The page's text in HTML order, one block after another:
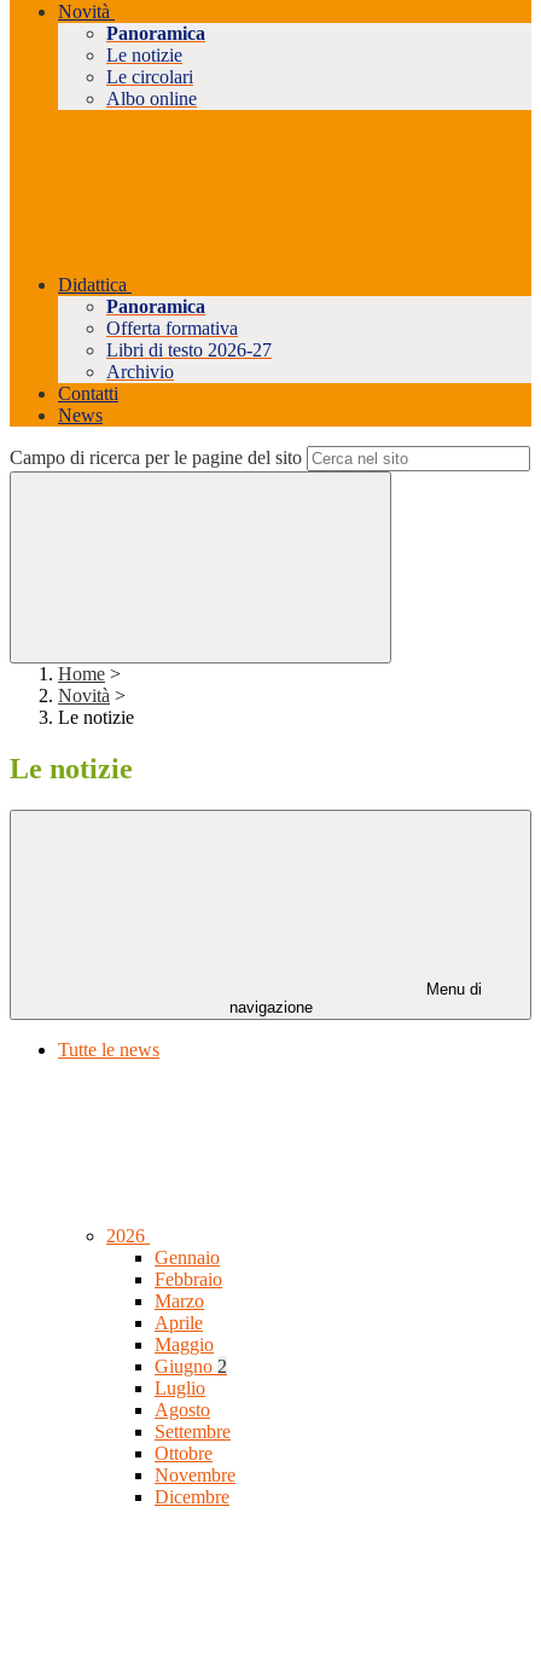
Novità
Panoramica
Le notizie
Le circolari
Albo online
Didattica
Panoramica
Offerta formativa
Libri di testo 2026-27
Archivio
Contatti
News
Campo di ricerca per le pagine del sito
Home >
Novità >
Le notizie
Le notizie
Menu di
navigazione
Tutte le news
2026
Gennaio
Febbraio
Marzo
Aprile
Maggio
Giugno 2
Luglio
Agosto
Settembre
Ottobre
Novembre
Dicembre